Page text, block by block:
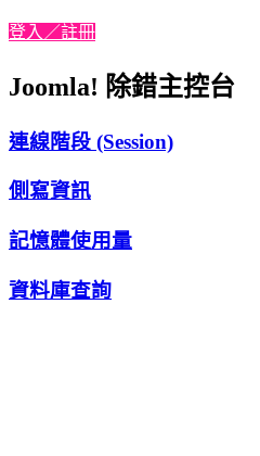
登入／註冊
Joomla! 除錯主控台
連線階段 (Session)
側寫資訊
記憶體使用量
資料庫查詢